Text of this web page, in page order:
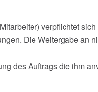
verpflichtet
Die Weitergabe an
des Auftrags die ihm